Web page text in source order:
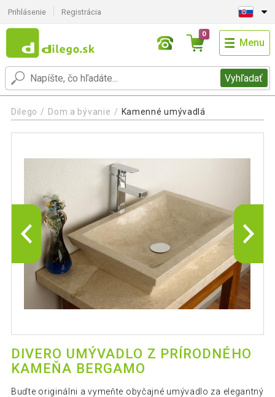
Prihlásenie Registrácia
Vyhľadať
0
Menu
Dilego Dom a bývanie Kamenné umývadlá
DIVERO UMÝVADLO Z PRÍRODNÉHO
KAMEŇA BERGAMO
Buďte originálni a vymeňte obyčajné umývadlo za elegantný